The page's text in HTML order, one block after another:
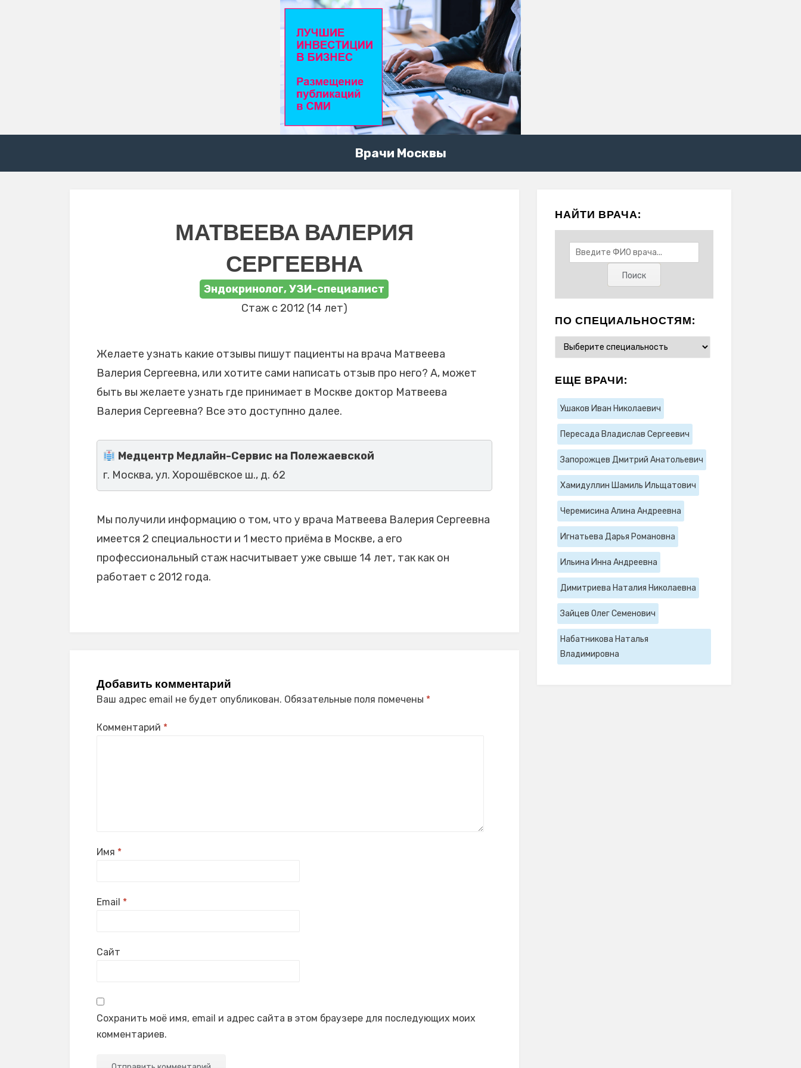
Врачи Москвы
МАТВЕЕВА ВАЛЕРИЯ
СЕРГЕЕВНА
Эндокринолог, УЗИ-специалист
Стаж с 2012 (14 лет)
Желаете узнать какие отзывы пишут пациенты на врача Матвеева
Валерия Сергеевна, или хотите сами написать отзыв про него? А, может
быть вы желаете узнать где принимает в Москве доктор Матвеева
Валерия Сергеевна? Все это доступнно далее.
Медцентр Медлайн-Сервис на Полежаевской
г. Москва, ул. Хорошёвское ш., д. 62
Мы получили информацию о том, что у врача Матвеева Валерия Сергеевна
имеется 2 специальности и 1 место приёма в Москве, а его
профессиональный стаж насчитывает уже свыше 14 лет, так как он
работает с 2012 года.
Добавить комментарий
Ваш адрес email не будет опубликован. Обязательные поля помечены *
Комментарий *
Имя *
Email *
Сайт
Сохранить моё имя, email и адрес сайта в этом браузере для последующих моих
комментариев.
НАЙТИ ВРАЧА:
ПО СПЕЦИАЛЬНОСТЯМ:
ЕЩЕ ВРАЧИ:
Ушаков Иван Николаевич
Пересада Владислав Сергеевич
Запорожцев Дмитрий Анатольевич
Хамидуллин Шамиль Ильщатович
Черемисина Алина Андреевна
Игнатьева Дарья Романовна
Ильина Инна Андреевна
Димитриева Наталия Николаевна
Зайцев Олег Семенович
Набатникова Наталья
Владимировна